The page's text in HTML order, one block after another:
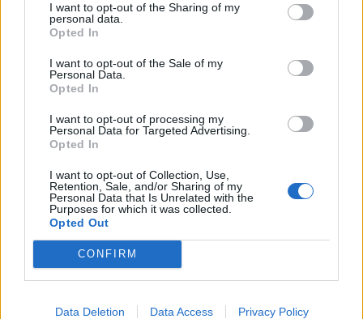
I want to opt-out of the Sharing of my
personal data.
Opted In
I want to opt-out of the Sale of my
Personal Data.
Opted In
I want to opt-out of processing my
Personal Data for Targeted Advertising.
Opted In
I want to opt-out of Collection, Use,
Retention, Sale, and/or Sharing of my
Personal Data that Is Unrelated with the
Purposes for which it was collected.
Opted Out
CONFIRM
Data Deletion Data Access Privacy Policy
1
30 Novembre 2025 alle ore 21:53
·Ti stimo ·Rispondi
AlphaWolf livello 9
28 Maggio 2025- 5.369 visualizzazioni